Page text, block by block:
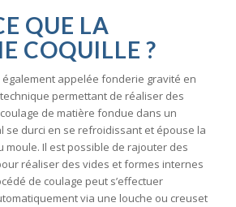
QUE LA
COQUILLE ?
appelée fonderie gravité en
permettant de réaliser des
de matière fondue dans un
se durci en se refroidissant et épouse la
moule. Il est possible de rajouter des
réaliser des vides et formes internes
de coulage peut s’effectuer
via une louche ou creuset